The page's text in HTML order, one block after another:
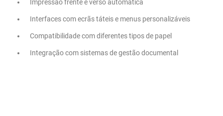
Impressão frente e verso automática
Interfaces com ecrãs táteis e menus personalizáveis
Compatibilidade com diferentes tipos de papel
Integração com sistemas de gestão documental